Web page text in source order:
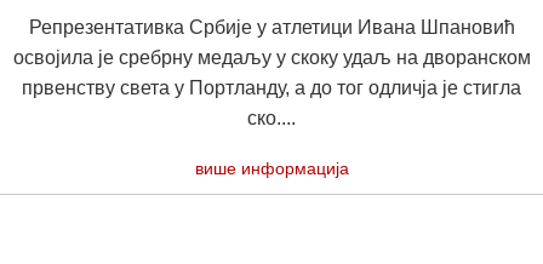
Репрезентативка Србије у атлетици Ивана Шпановић
освојила је сребрну медаљу у скоку удаљ на дворанском
првенству света у Портланду, а до тог одличја је стигла
ско....
више информација